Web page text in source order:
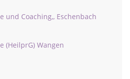
und Coaching,, Eschenbach
(HeilprG) Wangen